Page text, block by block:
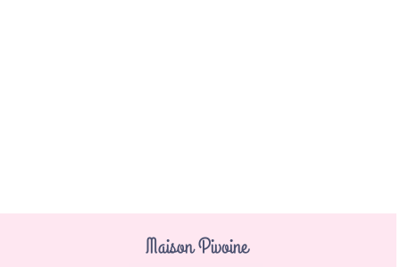
Maison Pivoine